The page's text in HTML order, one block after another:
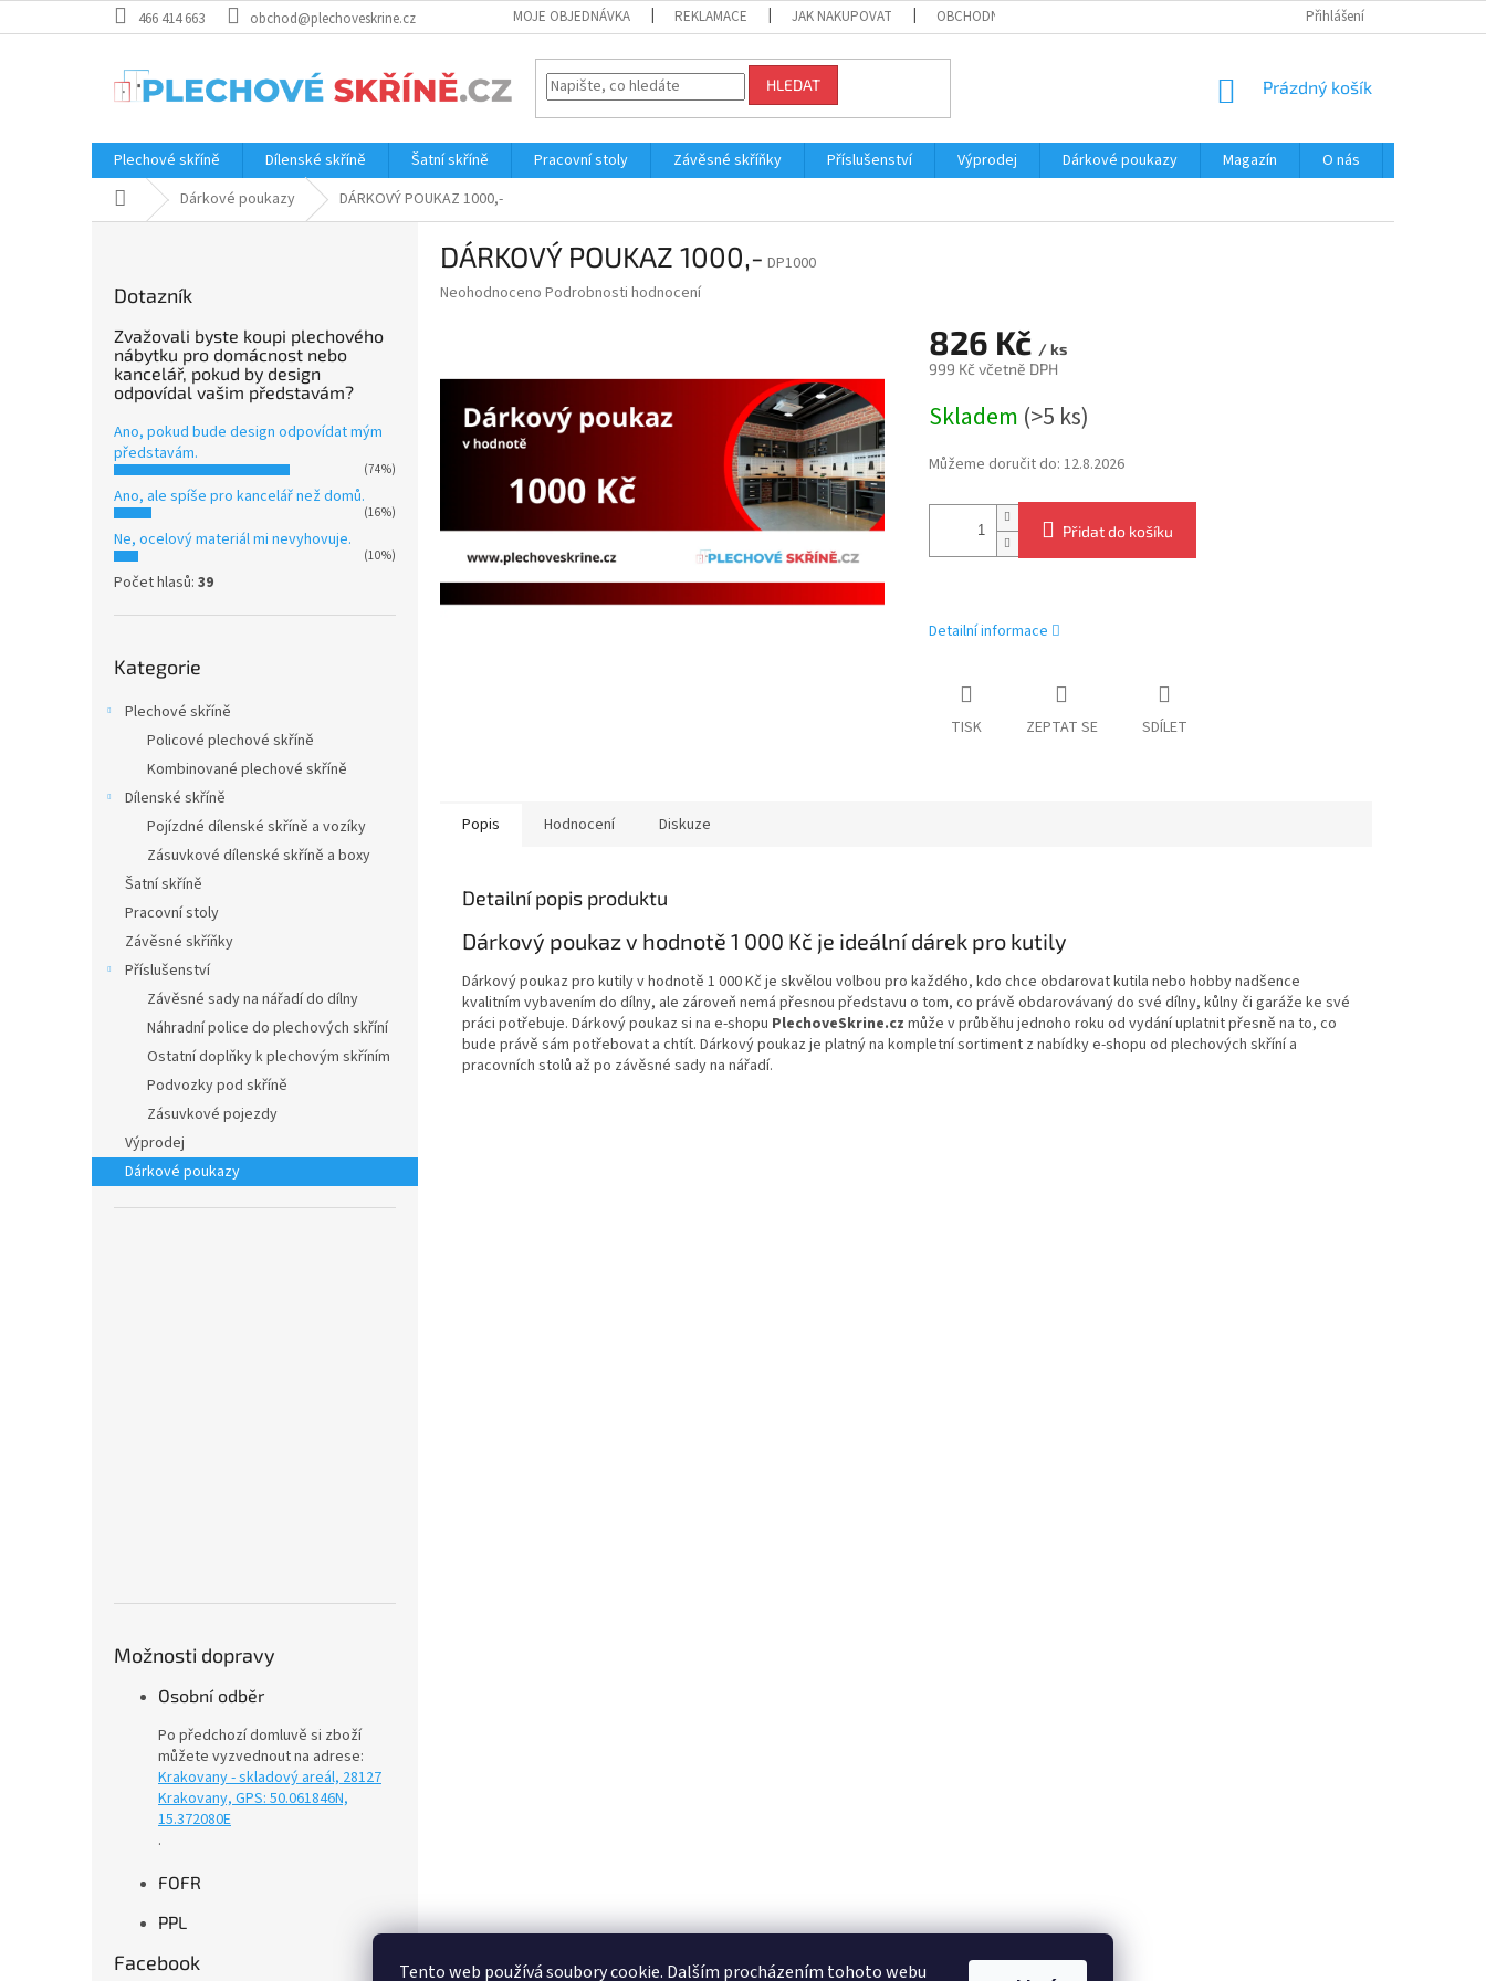
Tento web používá soubory cookie. Dalším procházením tohoto webu
na
466 414 663 obchod@plechoveskrine.cz MOJE OBJEDNÁVKA REKLAMACE JAK NAKUPOVAT OBCHODNÍ PODMÍNKY Přihlášení
HLEDAT
NÁKUPNÍ
Prázdný košík
Plechové skříně Dílenské skříně Šatní skříně Pracovní stoly Závěsné skříňky Příslušenství Výprodej Dárkové poukazy Magazín O nás
Domů Dárkové poukazy DÁRKOVÝ POUKAZ 1000,-
Dotazník
Zvažovali byste koupi plechového
nábytku pro domácnost nebo
kancelář, pokud by design
odpovídal vašim představám?
Ano, pokud bude design odpovídat mým
představám.
(74%)
Ano, ale spíše pro kancelář než domů.
(16%)
Ne, ocelový materiál mi nevyhovuje.
(10%)
Počet hlasů: 39
kategorie
Kategorie
Plechové skříně
Policové plechové skříně
Kombinované plechové skříně
Dílenské skříně
Pojízdné dílenské skříně a vozíky
Zásuvkové dílenské skříně a boxy
Šatní skříně
Pracovní stoly
Závěsné skříňky
Příslušenství
Závěsné sady na nářadí do dílny
Náhradní police do plechových skříní
Ostatní doplňky k plechovým skříním
Podvozky pod skříně
Zásuvkové pojezdy
Výprodej
Dárkové poukazy
Možnosti dopravy
Osobní odběr
Po předchozí domluvě si zboží
můžete vyzvednout na adrese:
Krakovany - skladový areál, 28127
Krakovany, GPS: 50.061846N,
15.372080E
.
FOFR
PPL
Facebook
DÁRKOVÝ POUKAZ 1000,- DP1000
Průměrné
0.0
hvězdiček.
Neohodnoceno Podrobnosti hodnocení
826 Kč / ks
999 Kč včetně DPH
cena:
Skladem (>5 ks)
Můžeme doručit do: 12.8.2026
Přidat do košíku
Detailní informace
TISK ZEPTAT SE SDÍLET
Popis Hodnocení Diskuze
Detailní popis produktu
Dárkový poukaz v hodnotě 1 000 Kč je ideální dárek pro kutily
Dárkový poukaz pro kutily v hodnotě 1 000 Kč je skvělou volbou pro každého, kdo chce obdarovat kutila nebo hobby nadšence
kvalitním vybavením do dílny, ale zároveň nemá přesnou představu o tom, co právě obdarovávaný do své dílny, kůlny či garáže ke své
práci potřebuje. Dárkový poukaz si na e-shopu PlechoveSkrine.cz může v průběhu jednoho roku od vydání uplatnit přesně na to, co
bude právě sám potřebovat a chtít. Dárkový poukaz je platný na kompletní sortiment z nabídky e-shopu od plechových skříní a
pracovních stolů až po závěsné sady na nářadí.